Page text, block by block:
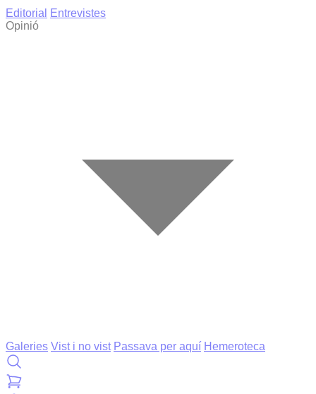
Editorial
Entrevistes
Opinió
Galeries Vist i no vist Passava per aquí Hemeroteca